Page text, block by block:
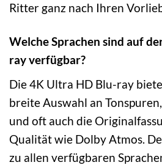
Ritter ganz nach Ihren
Welche Sprachen sind auf
ray verfügbar?
Die 4K Ultra HD Blu-ray
breite Auswahl an
und oft auch die
Qualität wie Dolby Atmos.
zu allen verfügbaren